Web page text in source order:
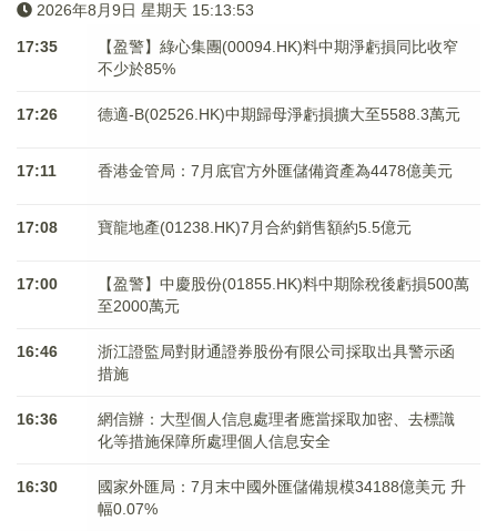
2026年8月9日 星期天 15:13:53
17:35
【盈警】綠心集團(00094.HK)料中期淨虧損同比收窄
不少於85%
17:26 德適-B(02526.HK)中期歸母淨虧損擴大至5588.3萬元
17:11 香港金管局：7月底官方外匯儲備資產為4478億美元
17:08 寶龍地產(01238.HK)7月合約銷售額約5.5億元
17:00
【盈警】中慶股份(01855.HK)料中期除稅後虧損500萬
至2000萬元
16:46
浙江證監局對財通證券股份有限公司採取出具警示函
措施
16:36
網信辦：大型個人信息處理者應當採取加密、去標識
化等措施保障所處理個人信息安全
16:30
國家外匯局：7月末中國外匯儲備規模34188億美元 升
幅0.07%